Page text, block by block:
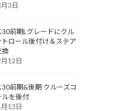
3日
30前期Lグレードにクル
トロール後付け＆ステア
換
12日
30前期&後期 クルーズコ
ルを後付
13日